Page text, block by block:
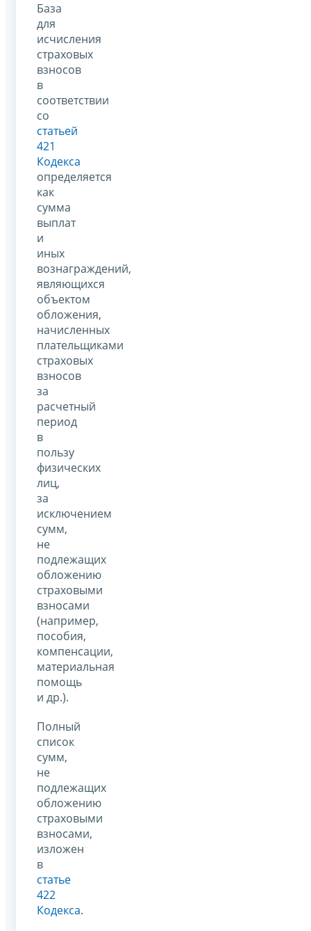
База
для
исчисления
страховых
взносов
в
соответствии
со
статьей
421
Кодекса
определяется
как
сумма
выплат
и
иных
вознаграждений,
являющихся
объектом
обложения,
начисленных
плательщиками
страховых
взносов
за
расчетный
период
в
пользу
физических
лиц,
за
исключением
сумм,
не
подлежащих
обложению
страховыми
взносами
(например,
пособия,
компенсации,
материальная
помощь
и др.).
Полный
список
сумм,
не
подлежащих
обложению
страховыми
взносами,
изложен
в
статье
422
Кодекса.